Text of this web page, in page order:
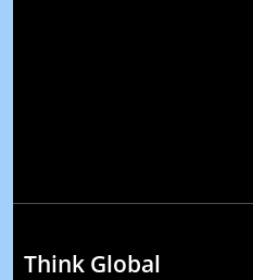
Think Global